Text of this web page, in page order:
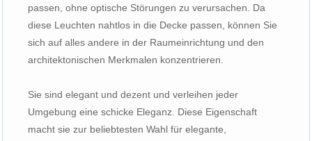
passen, ohne optische Störungen zu verursachen. Da
diese Leuchten nahtlos in die Decke passen, können Sie
sich auf alles andere in der Raumeinrichtung und den
architektonischen Merkmalen konzentrieren.
Sie sind elegant und dezent und verleihen jeder
Umgebung eine schicke Eleganz. Diese Eigenschaft
macht sie zur beliebtesten Wahl für elegante,